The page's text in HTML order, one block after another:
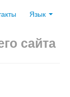
Язык
сайта